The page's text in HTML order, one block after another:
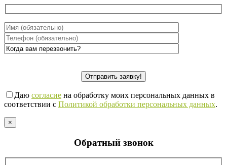
Даю согласие на обработку моих персональных данных в
соответствии с Политикой обработки персональных данных.
×
Обратный звонок